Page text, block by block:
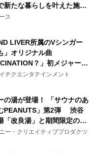
新たな暮らしを叶えた施工
会社アースが公開
ス
LIVER所属のVシンガー
」オリジナル曲
？」初メジャー配
決定！
チクエンタテインメント
の湯が登場！ 「サウナのあ
PEANUTS」第2弾 渋谷
「改良湯」と期間限定のコ
ョン サウナイキタイコラ
発売決定！
ー・クリエイティブプロダクツ